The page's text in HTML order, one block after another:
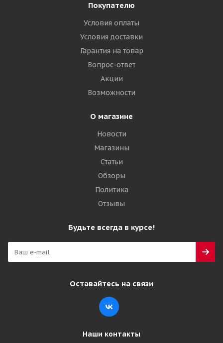
Покупателю
Условия оплаты
Условия доставки
Гарантия на товар
Вопрос-ответ
Акции
Возможности
О магазине
Новости
Магазины
Статьи
Обзоры
Политика
Отзывы
Будьте всегда в курсе!
Оставайтесь на связи
Наши контакты